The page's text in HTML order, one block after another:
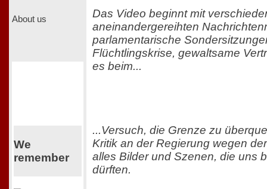
About us
We
remember
Das Video beginnt mit
aneinandergereihten
parlamentarische
Flüchtlingskrise, gewaltsame
es beim...
...Versuch, die Grenze zu
Kritik an der Regierung wegen
alles Bilder und Szenen, die uns
dürften.